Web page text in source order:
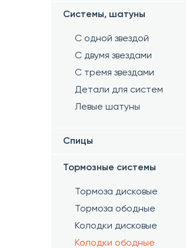
Системы, шатуны
С одной звездой
С двумя звездами
С тремя звездами
Детали для систем
Левые шатуны
Спицы
Тормозные системы
Тормоза дисковые
Тормоза ободные
Колодки дисковые
Колодки ободные